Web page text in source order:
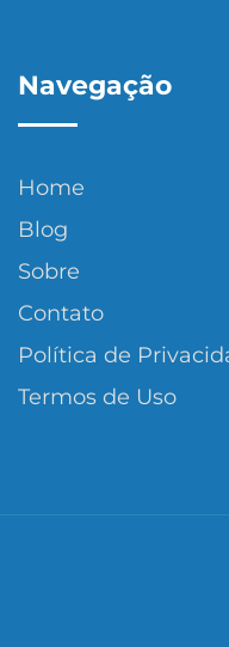
Navegação
Home
Blog
Sobre
Contato
Política de
Termos de Uso